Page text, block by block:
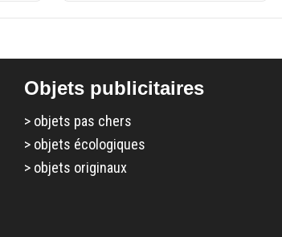
Objets publicitaires
> objets pas chers
> objets écologiques
> objets originaux